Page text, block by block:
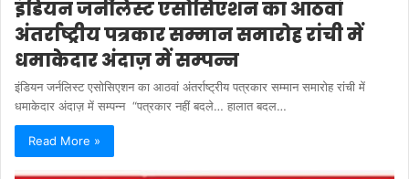
इंडियन जर्नलिस्ट एसोसिएशन का आठवां
अंतर्राष्ट्रीय पत्रकार सम्मान समारोह रांची में
धमाकेदार अंदाज़ में सम्पन्न
इंडियन जर्नलिस्ट एसोसिएशन का आठवां अंतर्राष्ट्रीय पत्रकार सम्मान समारोह रांची में
धमाकेदार अंदाज़ में सम्पन्न “पत्रकार नहीं बदले… हालात बदल…
Read More »